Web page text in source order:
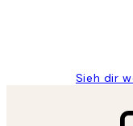
Sieh dir